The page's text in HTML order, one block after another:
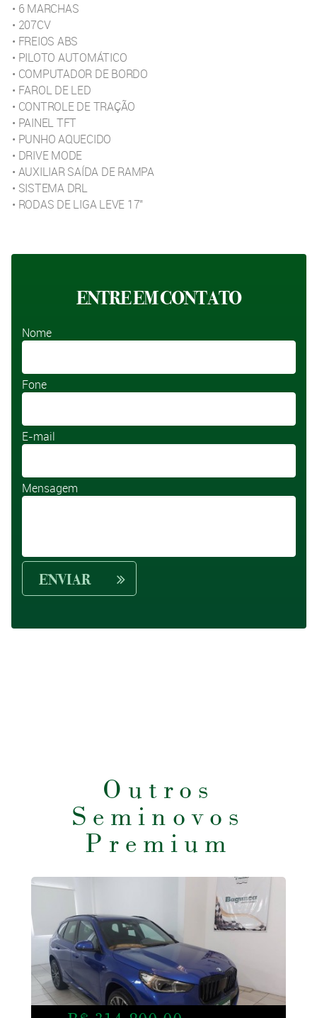
• 6 MARCHAS
• 207CV
• FREIOS ABS
• PILOTO AUTOMÁTICO
• COMPUTADOR DE BORDO
• FAROL DE LED
• CONTROLE DE TRAÇÃO
• PAINEL TFT
• PUNHO AQUECIDO
• DRIVE MODE
• AUXILIAR SAÍDA DE RAMPA
• SISTEMA DRL
• RODAS DE LIGA LEVE 17"
ENTRE EM CONTATO
Nome
Fone
E-mail
Mensagem
ENVIAR
Outros
Seminovos
Premium